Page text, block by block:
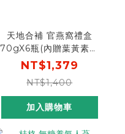
天地合補 官燕窩禮盒
70gX6瓶(內贈葉黃素功
能飲2瓶)
NT$1,379
NT$1,400
加入購物車